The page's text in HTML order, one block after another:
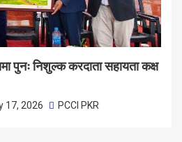
पुनः निशुल्क करदाता सहायता कक्ष
17, 2026 PCCI PKR